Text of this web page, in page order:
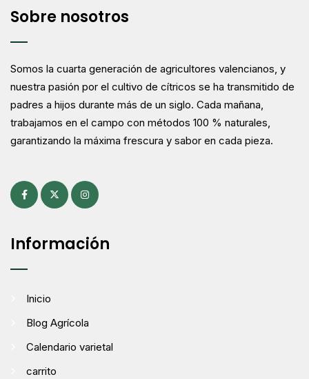
Sobre nosotros
Somos la cuarta generación de agricultores valencianos, y
nuestra pasión por el cultivo de cítricos se ha transmitido de
padres a hijos durante más de un siglo. Cada mañana,
trabajamos en el campo con métodos 100 % naturales,
garantizando la máxima frescura y sabor en cada pieza.
Información
Inicio
Blog Agrícola
Calendario varietal
carrito